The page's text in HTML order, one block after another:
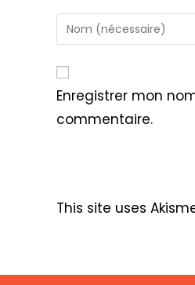
Enter
your
or
username
to
Enregistrer mon
commentaire.
This site uses